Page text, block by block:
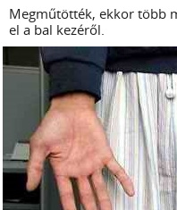
Megműtötték, ekkor több
el a bal kezéről.